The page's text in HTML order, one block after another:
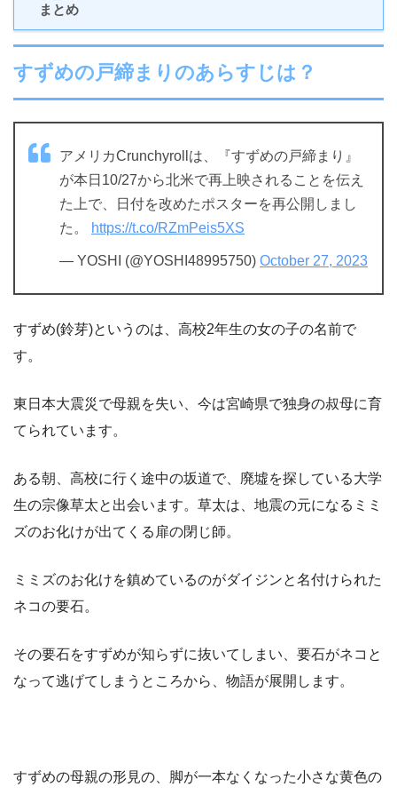
まとめ
すずめの戸締まりのあらすじは？
アメリカCrunchyrollは、『すずめの戸締まり』
が本日10/27から北米で再上映されることを伝え
た上で、日付を改めたポスターを再公開しまし
た。
https://t.co/RZmPeis5XS
— YOSHI (@YOSHI48995750) October 27, 2023
すずめ(鈴芽)というのは、高校2年生の女の子の名前で
す。
東日本大震災で母親を失い、今は宮崎県で独身の叔母に育
てられています。
ある朝、高校に行く途中の坂道で、廃墟を探している大学
生の宗像草太と出会います。草太は、地震の元になるミミ
ズのお化けが出てくる扉の閉じ師。
ミミズのお化けを鎮めているのがダイジンと名付けられた
ネコの要石。
その要石をすずめが知らずに抜いてしまい、要石がネコと
なって逃げてしまうところから、物語が展開します。
すずめの母親の形見の、脚が一本なくなった小さな黄色の